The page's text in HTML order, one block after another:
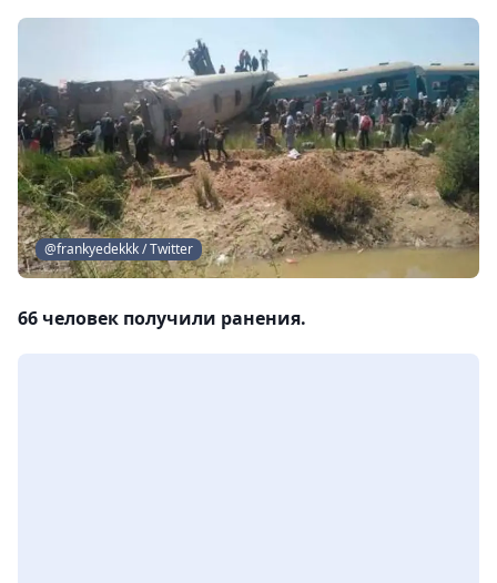
@frankyedekkk / Twitter
66 человек получили ранения.